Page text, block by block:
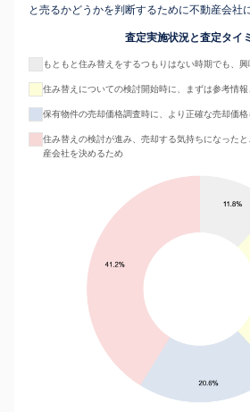
と売るかどうかを判断するために不動産会社
査定実施状況と査定タイ
もともと住み替えをするつもりはない時期でも、
住み替えについての検討開始時に、まずは参考情報
保有物件の売却価格調査時に、より正確な売却価格
住み替えの検討が進み、売却する気持ちになった
産会社を決めるため